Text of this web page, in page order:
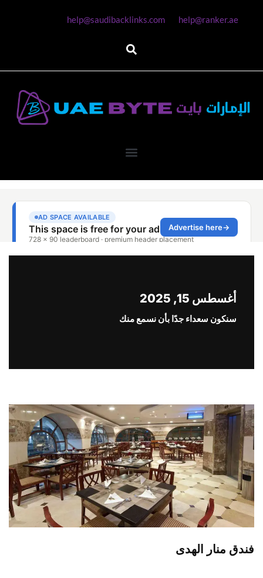
help@ranker.ae
help@saudibacklinks.com
أغسطس 15, 2025
سنكون سعداء جدًا بأن نسمع منك
فندق منار الهدى